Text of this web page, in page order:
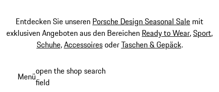
Entdecken Sie unseren Porsche Design Seasonal Sale mit
exklusiven Angeboten aus den Bereichen Ready to Wear,Sport,
Schuhe,AccessoiresoderTaschen & Gepäck.
Hauptinhalt
Menüopen the shop search
field